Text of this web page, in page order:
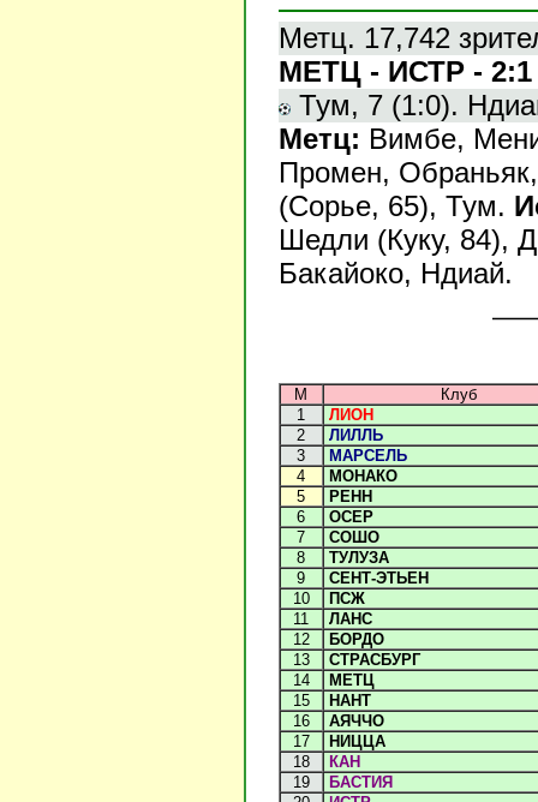
Метц. 17,742
МЕТЦ - ИСТР - 2:1
Тум, 7 (1:0).
Метц: Вимбе,
Промен,
(Сорье, 65), Тум.
Шедли (Куку, 84),
Бакайоко, Ндиай.
М
Клуб
1
ЛИОН
2
ЛИЛЛЬ
3
МАРСЕЛЬ
4
МОНАКО
5
РЕНН
6
ОСЕР
7
СОШО
8
ТУЛУЗА
9
СЕНТ-ЭТЬЕН
10
ПСЖ
11
ЛАНС
12
БОРДО
13
СТРАСБУРГ
14
МЕТЦ
15
НАНТ
16
АЯЧЧО
17
НИЦЦА
18
КАН
19
БАСТИЯ